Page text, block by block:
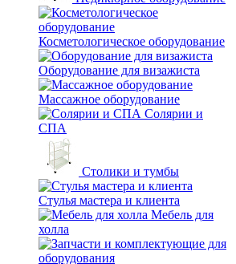
Косметологическое оборудование
Оборудование для визажиста
Массажное оборудование
Солярии и
СПА
Столики и тумбы
Стулья мастера и клиента
Мебель для
холла